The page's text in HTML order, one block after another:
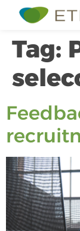
Tag: